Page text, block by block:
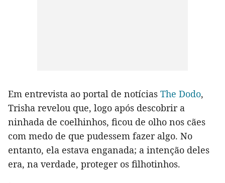
Em entrevista ao portal de notícias The Dodo,
Trisha revelou que, logo após descobrir a
ninhada de coelhinhos, ficou de olho nos cães
com medo de que pudessem fazer algo. No
entanto, ela estava enganada; a intenção deles
era, na verdade, proteger os filhotinhos.